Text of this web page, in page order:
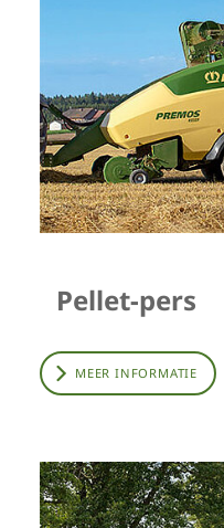
Pellet-pers
MEER INFORMATIE